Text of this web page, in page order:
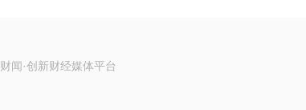
财闻·创新财经媒体平台